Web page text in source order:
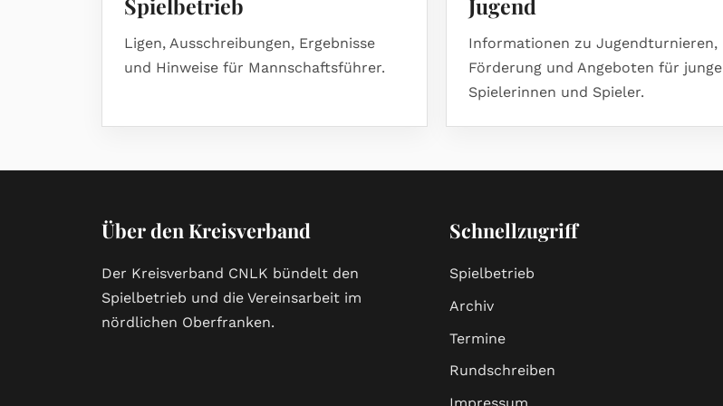
Spielbetrieb
Ligen, Ausschreibungen, Ergebnisse
und Hinweise für Mannschaftsführer.
Jugend
Informationen zu Jugendturnieren,
Förderung und Angeboten für junge
Spielerinnen und Spieler.
Über den Kreisverband
Der Kreisverband CNLK bündelt den
Spielbetrieb und die Vereinsarbeit im
nördlichen Oberfranken.
Schnellzugriff
Spielbetrieb
Archiv
Termine
Rundschreiben